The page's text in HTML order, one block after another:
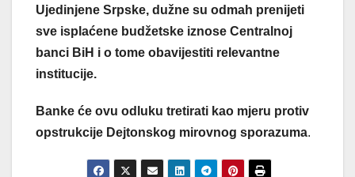
Ujedinjene Srpske, dužne su odmah prenijeti
sve isplaćene budžetske iznose Centralnoj
banci BiH i o tome obavijestiti relevantne
institucije.
Banke će ovu odluku tretirati kao mjeru protiv
opstrukcije Dejtonskog mirovnog sporazuma.